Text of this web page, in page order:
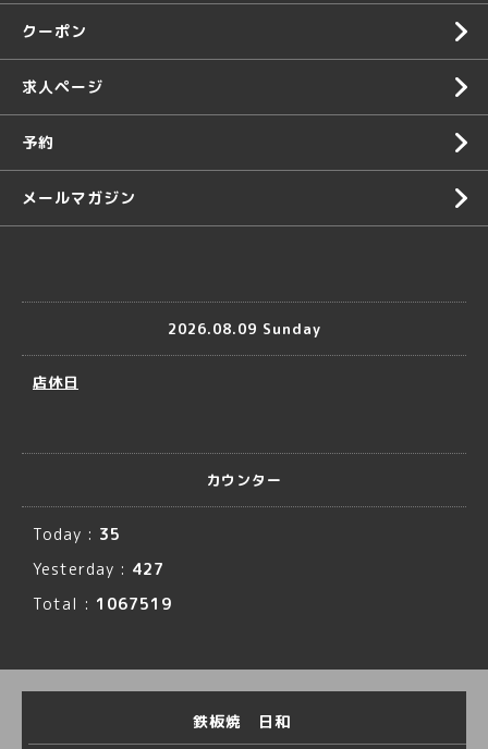
クーポン
求人ページ
予約
メールマガジン
2026.08.09 Sunday
店休日
カウンター
Today : 35
Yesterday : 427
Total : 1067519
鉄板焼 日和